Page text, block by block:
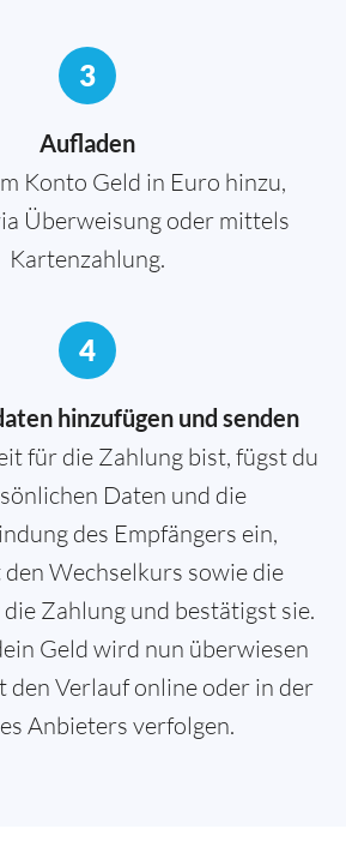
3
Aufladen
Konto Geld in Euro hinzu,
Überweisung oder mittels
Kartenzahlung.
4
hinzufügen und senden
für die Zahlung bist, fügst du
Daten und die
des Empfängers ein,
Wechselkurs sowie die
Zahlung und bestätigst sie.
Geld wird nun überwiesen
den Verlauf online oder in der
Anbieters verfolgen.